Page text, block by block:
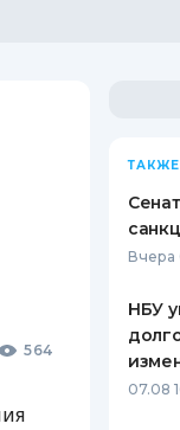
564
Вчера
НБУ
07.08